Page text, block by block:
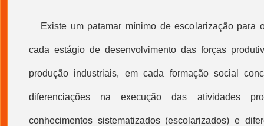
Existe um patamar mínimo de escolarização para
cada estágio de desenvolvimento das forças
produção industriais, em cada formação social
diferenciações na execução das atividades
conhecimentos sistematizados (escolarizados) e